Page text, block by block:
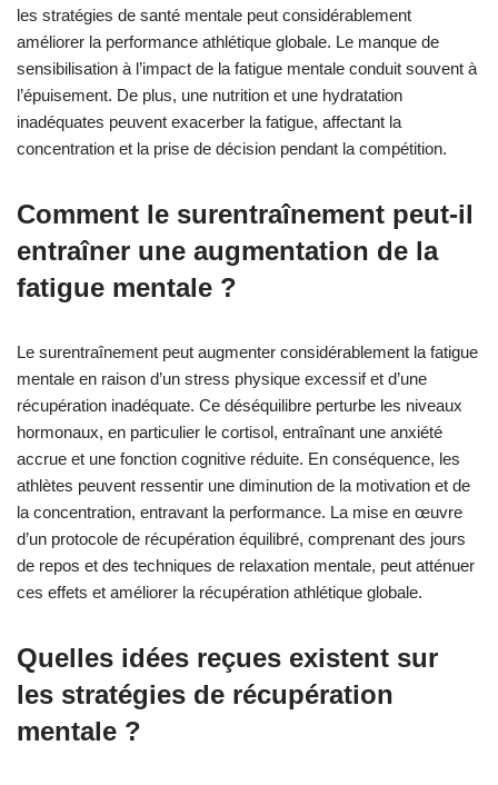
les stratégies de santé mentale peut considérablement
améliorer la performance athlétique globale. Le manque de
sensibilisation à l’impact de la fatigue mentale conduit souvent à
l’épuisement. De plus, une nutrition et une hydratation
inadéquates peuvent exacerber la fatigue, affectant la
concentration et la prise de décision pendant la compétition.
Comment le surentraînement peut-il
entraîner une augmentation de la
fatigue mentale ?
Le surentraînement peut augmenter considérablement la fatigue
mentale en raison d’un stress physique excessif et d’une
récupération inadéquate. Ce déséquilibre perturbe les niveaux
hormonaux, en particulier le cortisol, entraînant une anxiété
accrue et une fonction cognitive réduite. En conséquence, les
athlètes peuvent ressentir une diminution de la motivation et de
la concentration, entravant la performance. La mise en œuvre
d’un protocole de récupération équilibré, comprenant des jours
de repos et des techniques de relaxation mentale, peut atténuer
ces effets et améliorer la récupération athlétique globale.
Quelles idées reçues existent sur
les stratégies de récupération
mentale ?